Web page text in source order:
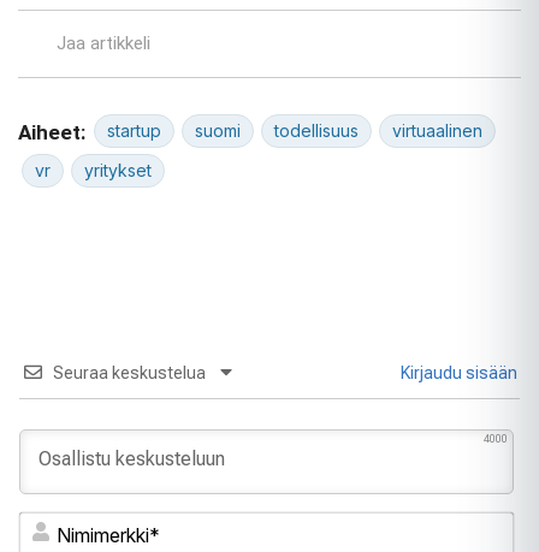
Jaa artikkeli
Aiheet: startup suomi todellisuus
virtuaalinen
vr
yritykset
Seuraa keskustelua Kirjaudu sisään
4000